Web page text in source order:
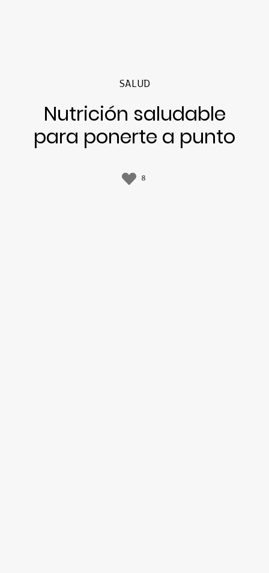
SALUD
Nutrición saludable
para ponerte a punto
8